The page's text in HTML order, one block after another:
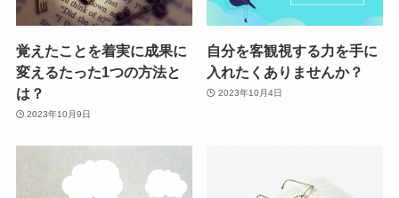
覚えたことを着実に成果に
変えるたった1つの方法と
は？
2023年10月9日
自分を客観視する力を手に
入れたくありませんか？
2023年10月4日